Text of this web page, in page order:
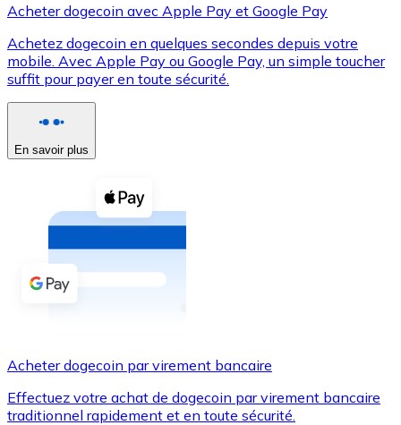
XRP
XRP
Voir toutes
Coupons crypto
Achetez des cryptomonnaies en espèces et d'autres
Acheter avec espèces
Virement SEPA
Utilisez les cartes Visa et Mastercard pour acheter
Acheter dogecoin avec Apple Pay et Google Pay
Achetez dogecoin en quelques secondes depuis votre
mobile. Avec Apple Pay ou Google Pay, un simple toucher
suffit pour payer en toute sécurité.
En savoir plus
Acheter dogecoin par virement bancaire
Effectuez votre achat de dogecoin par virement bancaire
traditionnel rapidement et en toute sécurité.